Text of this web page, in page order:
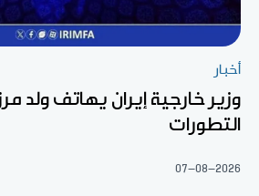
أخبار
وزير خارجية إيران يهاتف ولد
التطورات
07-08-2026